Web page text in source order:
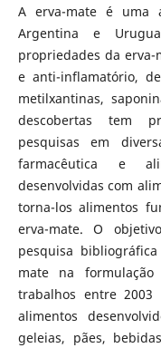
A erva-mate é uma
Argentina e
propriedades da
e anti-inflamatório,
metilxantinas,
descobertas tem
pesquisas em
farmacêutica e
desenvolvidas com
torna-los alimentos
erva-mate. O
pesquisa
mate na formulação
trabalhos entre
alimentos
geleias, pães,